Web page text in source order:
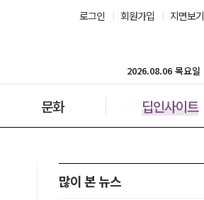
로그인 회원가입 지면보기
문화 딥인사이트
2026.08.06 목요일
많이 본 뉴스